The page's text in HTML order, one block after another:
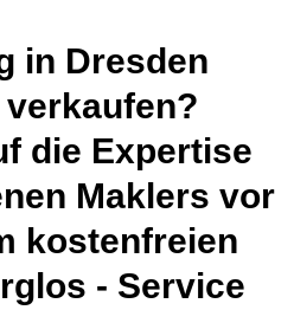
in Dresden
die Expertise
Maklers vor
kostenfreien
- Service